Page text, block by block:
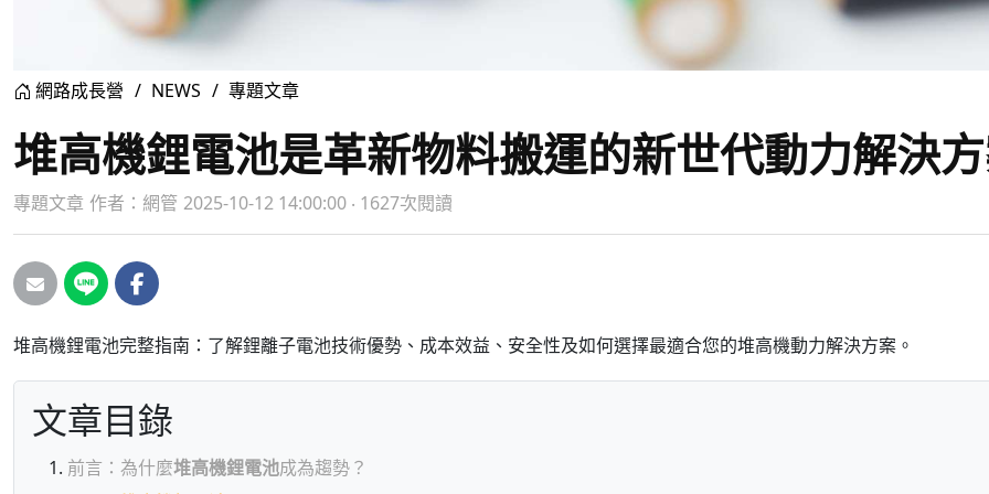
網路成長營 NEWS 專題文章
堆高機鋰電池是革新物料搬運的新世代動力解決
專題文章 作者： 網管 2025-10-12 14:00:00 ‧ 1627次閱讀
堆高機鋰電池完整指南：了解鋰離子電池技術優勢、成本效益、安全性及如何選擇最適合您的堆高機動力解決方案。
文章目錄
前言：為什麼堆高機鋰電池成為趨勢？